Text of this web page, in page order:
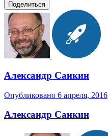
Поделиться
Александр Санкин
Опубликовано 6 апреля, 2016
Александр Санкин